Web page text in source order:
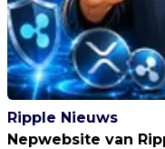
Ripple Nieuws
Nepwebsite van